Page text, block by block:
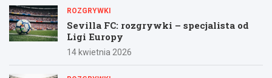
ROZGRYWKI
Sevilla FC: rozgrywki – specjalista od
Ligi Europy
14 kwietnia 2026